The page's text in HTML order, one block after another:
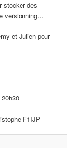
stocker des
versionning…
et Julien pour
!
F1IJP